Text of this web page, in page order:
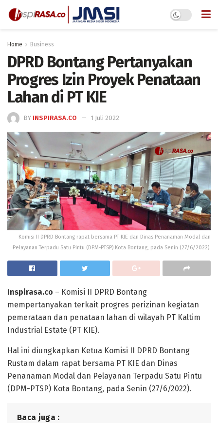
Home Business
DPRD Bontang Pertanyakan
Progres Izin Proyek Penataan
Lahan di PT KIE
BY INSPIRASA.CO 1 Juli 2022
Komisi II DPRD Bontang rapat bersama PT KIE dan Dinas Penanaman Modal dan
Pelayanan Terpadu Satu Pintu (DPM-PTSP) Kota Bontang, pada Senin (27/6/2022).
Inspirasa.co – Komisi II DPRD Bontang
mempertanyakan terkait progres perizinan kegiatan
pemerataan dan penataan lahan di wilayah PT Kaltim
Industrial Estate (PT KIE).
Hal ini diungkapkan Ketua Komisi II DPRD Bontang
Rustam dalam rapat bersama PT KIE dan Dinas
Penanaman Modal dan Pelayanan Terpadu Satu Pintu
(DPM-PTSP) Kota Bontang, pada Senin (27/6/2022).
Baca juga :